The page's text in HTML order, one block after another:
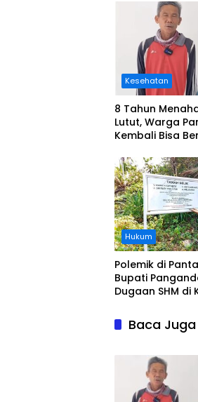
Kesehatan
8 Tahun
Lutut, Warga
Kembali Bisa
Ditanggung
Hukum
Polemik di
Bupati
Dugaan SHM di
Baca Juga